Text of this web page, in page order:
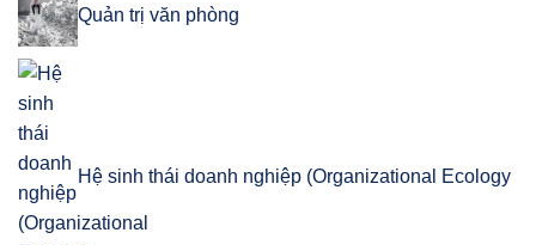
Quản trị văn phòng
Hệ sinh thái doanh nghiệp (Organizational Ecology